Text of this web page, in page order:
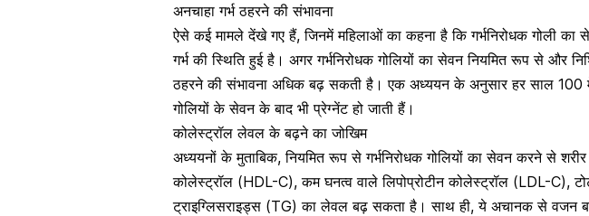
अनचाहा गर्भ ठहरने की संभावना
ऐसे कई मामले देंखे गए हैं, जिनमें महिलाओं का कहना है कि गर्भनिरोधक गोली
गर्भ की स्थितिहुई है। अगर गर्भनिरोधक गोलियों का सेवन नियमित रूप से और
ठहरने की संभावना अधिक बढ़ सकती है। एक अध्ययन के अनुसार हर साल 100
गोलियों के सेवन के बाद भी प्रेग्नेंट हो जाती हैं।
कोलेस्ट्रॉल लेवल के बढ़ने का जोखिम
अध्ययनों के मुताबिक, नियमित रूप से गर्भनिरोधक गोलियों का सेवन करने से शरीर
कोलेस्ट्रॉल (HDL-C), कम घनत्व वाले लिपोप्रोटीन कोलेस्ट्रॉल (LDL-C),
ट्राइग्लिसराइड्स (TG) का लेवल बढ़ सकता है। साथ ही, ये अचानक से वजन